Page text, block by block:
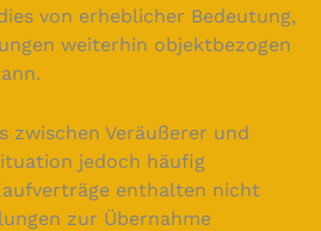
von erheblicher Bedeutung,
weiterhin objektbezogen
zwischen Veräußerer und
jedoch häufig
enthalten nicht
zur Übernahme